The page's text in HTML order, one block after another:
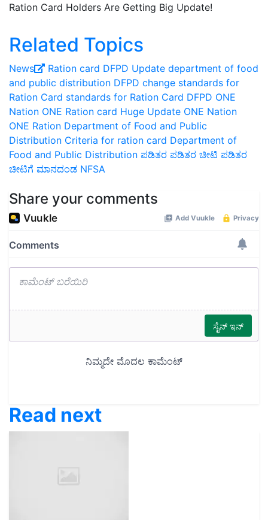
Ration Card Holders Are Getting Big Update!
Related Topics
News Ration card DFPD Update department of food
and public distribution DFPD change standards for
Ration Card standards for Ration Card DFPD ONE
Nation ONE Ration card Huge Update ONE Nation
ONE Ration Department of Food and Public
Distribution Criteria for ration card Department of
Food and Public Distribution ಪಡಿತರ ಪಡಿತರ ಚೀಟಿ ಪಡಿತರ
ಚೀಟಿಗೆ ಮಾನದಂಡ NFSA
Share your comments
Read next